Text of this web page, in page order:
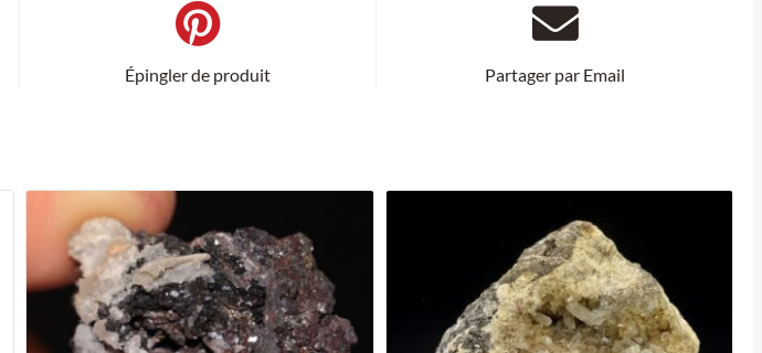
Épingler de produit Partager par Email